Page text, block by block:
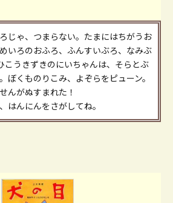
じゃ、つまらない。たまにはちがうお
いろのおふろ、ふんすいぶろ、なみぶ
こうきずきのにいちゃんは、そらとぶ
ぼくものりこみ、よぞらをピューン。
んがぬすまれた！
はんにんをさがしてね。